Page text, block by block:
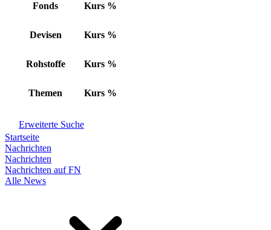
Fonds Kurs %
Devisen Kurs %
Rohstoffe Kurs %
Themen Kurs %
Erweiterte Suche
Startseite
Nachrichten
Nachrichten
Nachrichten auf FN
Alle News